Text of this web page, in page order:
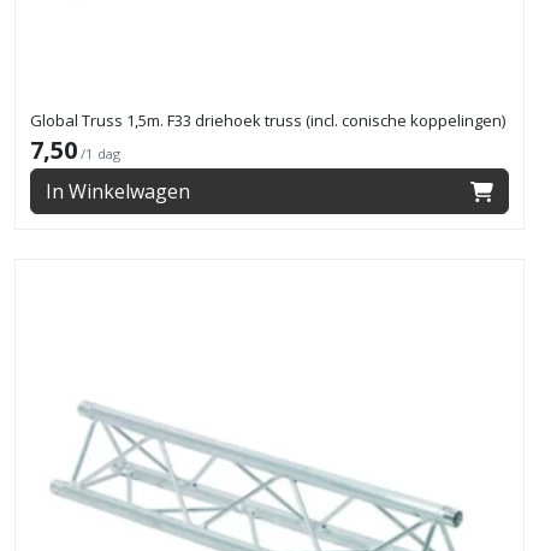
Global Truss 1,5m. F33 driehoek truss (incl. conische koppelingen)
7,50 /1 dag
In Winkelwagen